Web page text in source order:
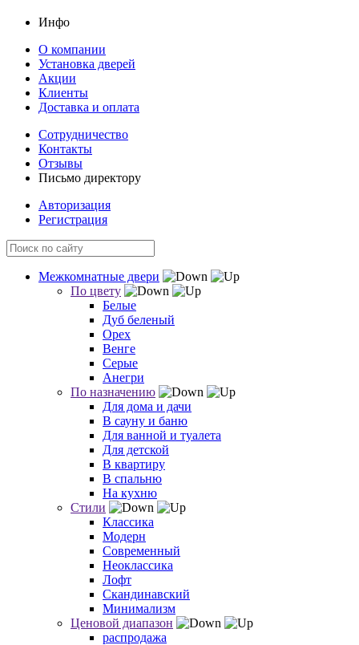
Инфо
О компании
Установка дверей
Акции
Клиенты
Доставка и оплата
Сотрудничество
Контакты
Отзывы
Письмо директору
Авторизация
Регистрация
Межкомнатные двери
По цвету
Белые
Дуб беленый
Орех
Венге
Серые
Анегри
По назначению
Для дома и дачи
В сауну и баню
Для ванной и туалета
Для детской
В квартиру
В спальню
На кухню
Стили
Классика
Модерн
Современный
Неоклассика
Лофт
Скандинавский
Минимализм
Ценовой диапазон
распродажа